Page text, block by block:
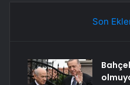
Son